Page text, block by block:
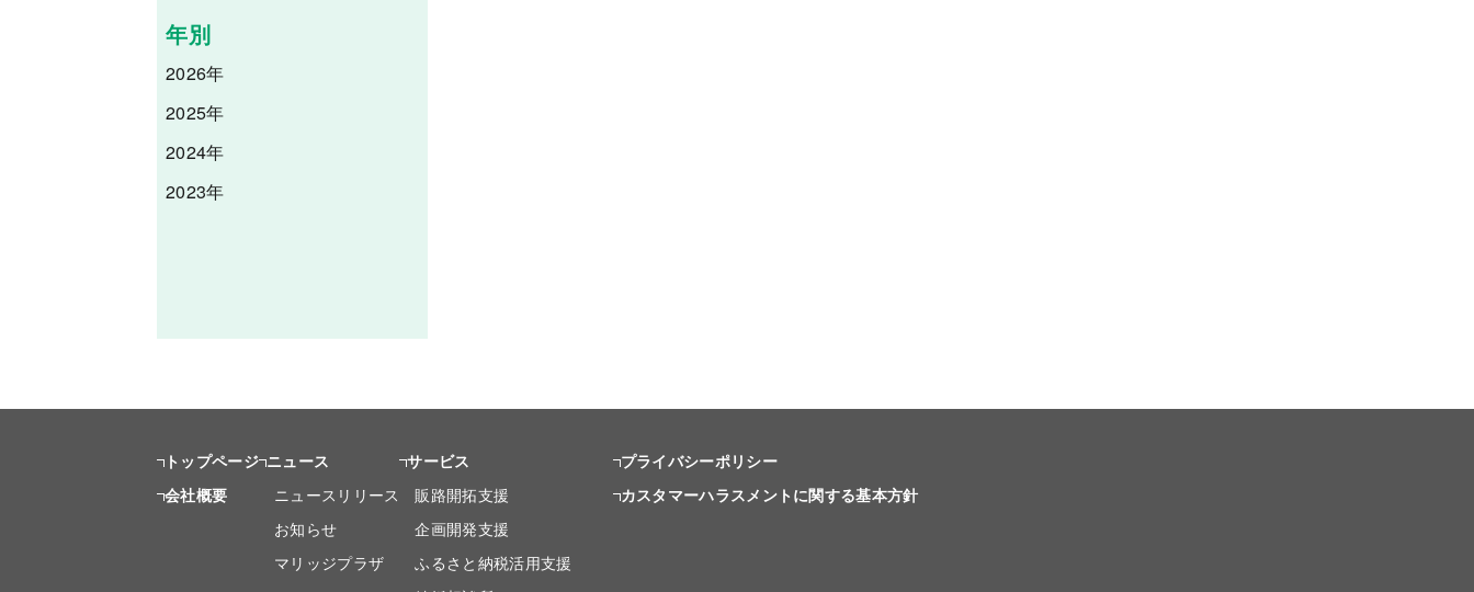
年別
2026年
2025年
2024年
2023年
トップページ
会社概要
ニュース
ニュースリリース
お知らせ
マリッジプラザ
サービス
販路開拓支援
企画開発支援
ふるさと納税活用支援
プライバシーポリシー
カスタマーハラスメントに関する基本方針